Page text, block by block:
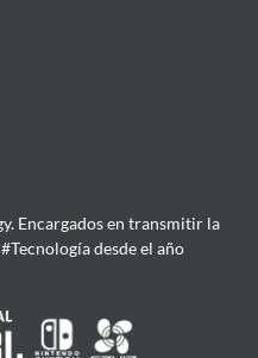
Encargados en transmitir la
desde el año